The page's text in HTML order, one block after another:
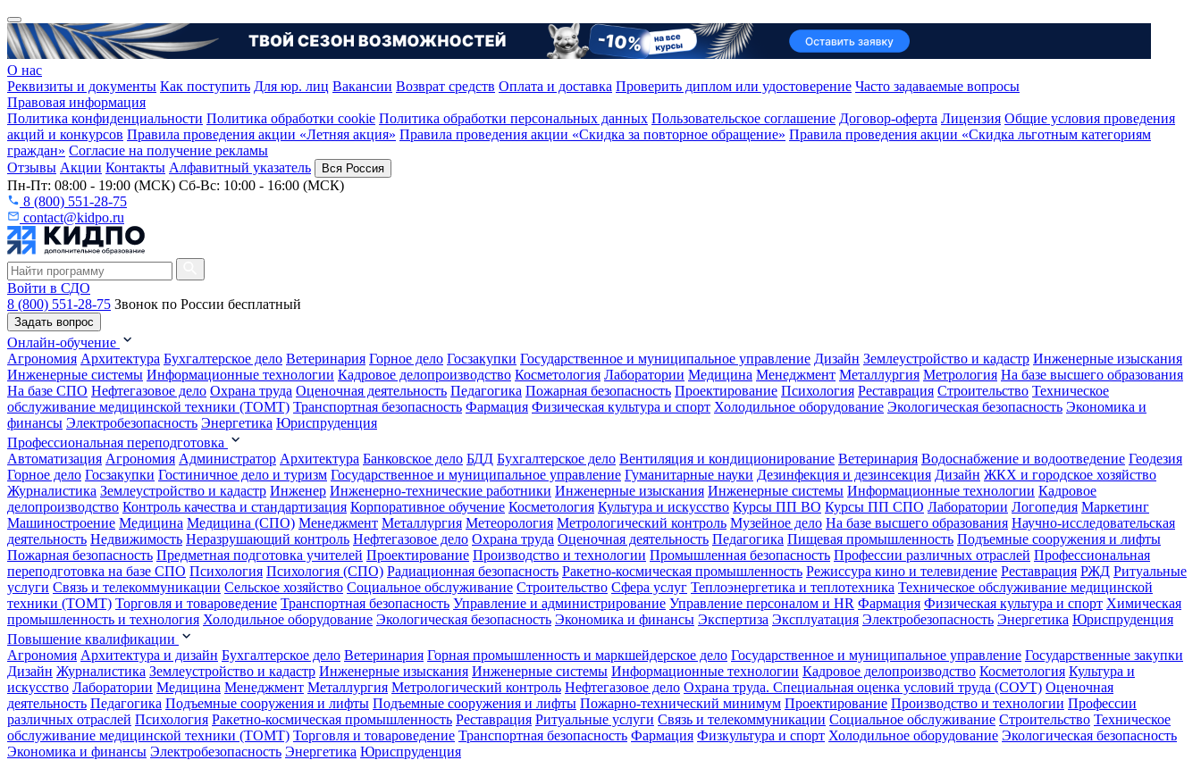
О нас
Реквизиты и документы Как поступить Для юр. лиц Вакансии Возврат средств Оплата и доставка Проверить диплом или удостоверение Часто задаваемые вопросы
Правовая информация
Политика конфиденциальности Политика обработки cookie Политика обработки персональных данных Пользовательское соглашение Договор-оферта Лицензия Общие условия проведения
акций и конкурсов Правила проведения акции «Летняя акция» Правила проведения акции «Скидка за повторное обращение» Правила проведения акции «Скидка льготным категориям
граждан» Согласие на получение рекламы
Отзывы Акции Контакты Алфавитный указатель Вся Россия
Пн-Пт: 08:00 - 19:00 (МСК) Сб-Вс: 10:00 - 16:00 (МСК)
8 (800) 551-28-75
contact@kidpo.ru
Войти в СДО
8 (800) 551-28-75 Звонок по России бесплатный
Задать вопрос
Онлайн-обучение
Агрономия Архитектура Бухгалтерское дело Ветеринария Горное дело Госзакупки Государственное и муниципальное управление Дизайн Землеустройство и кадастр Инженерные изыскания
Инженерные системы Информационные технологии Кадровое делопроизводство Косметология Лаборатории Медицина Менеджмент Металлургия Метрология На базе высшего образования
На базе СПО Нефтегазовое дело Охрана труда Оценочная деятельность Педагогика Пожарная безопасность Проектирование Психология Реставрация Строительство Техническое
обслуживание медицинской техники (ТОМТ) Транспортная безопасность Фармация Физическая культура и спорт Холодильное оборудование Экологическая безопасность Экономика и
финансы Электробезопасность Энергетика Юриспруденция
Профессиональная переподготовка
Автоматизация Агрономия Администратор Архитектура Банковское дело БДД Бухгалтерское дело Вентиляция и кондиционирование Ветеринария Водоснабжение и водоотведение Геодезия
Горное дело Госзакупки Гостиничное дело и туризм Государственное и муниципальное управление Гуманитарные науки Дезинфекция и дезинсекция Дизайн ЖКХ и городское хозяйство
Журналистика Землеустройство и кадастр Инженер Инженерно-технические работники Инженерные изыскания Инженерные системы Информационные технологии Кадровое
делопроизводство Контроль качества и стандартизация Корпоративное обучение Косметология Культура и искусство Курсы ПП ВО Курсы ПП СПО Лаборатории Логопедия Маркетинг
Машиностроение Медицина Медицина (СПО) Менеджмент Металлургия Метеорология Метрологический контроль Музейное дело На базе высшего образования Научно-исследовательская
деятельность Недвижимость Неразрушающий контроль Нефтегазовое дело Охрана труда Оценочная деятельность Педагогика Пищевая промышленность Подъемные сооружения и лифты
Пожарная безопасность Предметная подготовка учителей Проектирование Производство и технологии Промышленная безопасность Профессии различных отраслей Профессиональная
переподготовка на базе СПО Психология Психология (СПО) Радиационная безопасность Ракетно-космическая промышленность Режиссура кино и телевидение Реставрация РЖД Ритуальные
услуги Связь и телекоммуникации Сельское хозяйство Социальное обслуживание Строительство Сфера услуг Теплоэнергетика и теплотехника Техническое обслуживание медицинской
техники (ТОМТ) Торговля и товароведение Транспортная безопасность Управление и администрирование Управление персоналом и HR Фармация Физическая культура и спорт Химическая
промышленность и технология Холодильное оборудование Экологическая безопасность Экономика и финансы Экспертиза Эксплуатация Электробезопасность Энергетика Юриспруденция
Повышение квалификации
Агрономия Архитектура и дизайн Бухгалтерское дело Ветеринария Горная промышленность и маркшейдерское дело Государственное и муниципальное управление Государственные закупки
Дизайн Журналистика Землеустройство и кадастр Инженерные изыскания Инженерные системы Информационные технологии Кадровое делопроизводство Косметология Культура и
искусство Лаборатории Медицина Менеджмент Металлургия Метрологический контроль Нефтегазовое дело Охрана труда. Специальная оценка условий труда (СОУТ) Оценочная
деятельность Педагогика Подъемные сооружения и лифты Подъемные сооружения и лифты Пожарно-технический минимум Проектирование Производство и технологии Профессии
различных отраслей Психология Ракетно-космическая промышленность Реставрация Ритуальные услуги Связь и телекоммуникации Социальное обслуживание Строительство Техническое
обслуживание медицинской техники (ТОМТ) Торговля и товароведение Транспортная безопасность Фармация Физкультура и спорт Холодильное оборудование Экологическая безопасность
Экономика и финансы Электробезопасность Энергетика Юриспруденция